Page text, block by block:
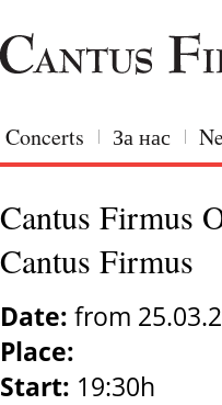
Concerts За нас
Cantus Firmus
Cantus Firmus
Date: from
Place:
Start: 19:30h